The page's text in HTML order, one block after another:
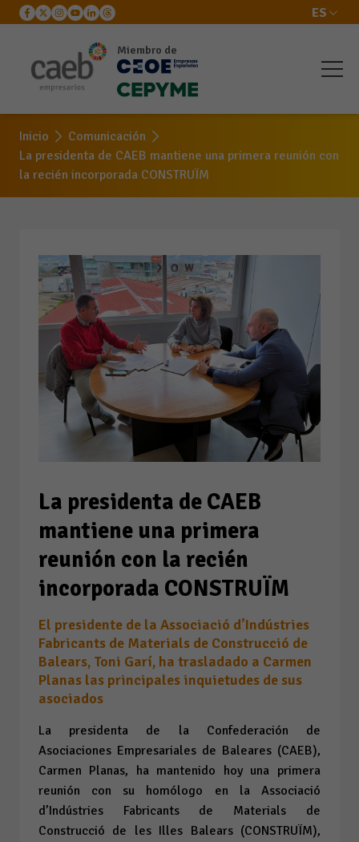
ES
Miembro de
Inicio
Comunicación
La presidenta de CAEB mantiene una primera reunión con
la recién incorporada CONSTRUÏM
La presidenta de CAEB
mantiene una primera
reunión con la recién
incorporada CONSTRUÏM
El presidente de la Associació d’Indústries
Fabricants de Materials de Construcció de
Balears, Toni Garí, ha trasladado a Carmen
Planas las principales inquietudes de sus
asociados
La presidenta de la Confederación de
Asociaciones Empresariales de Baleares (CAEB),
Carmen Planas, ha mantenido hoy una primera
reunión con su homólogo en la Associació
d’Indústries Fabricants de Materials de
Construcció de les Illes Balears (CONSTRUÏM),